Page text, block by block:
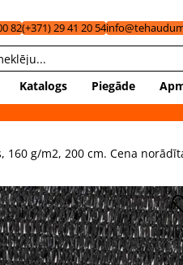
82(+371) 29 41 20 54
Katalogs Piegāde
160 g/m2, 200 cm. Cena